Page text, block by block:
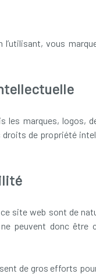
vous
les marques, logos,
de propriété
site web sont de
peuvent donc être
de gros efforts